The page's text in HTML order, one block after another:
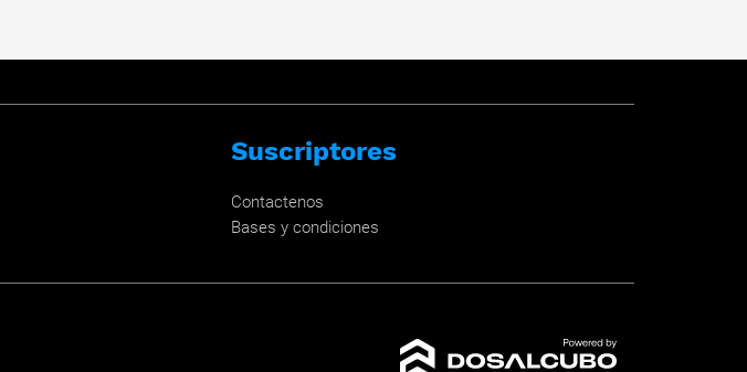
Suscriptores
Contactenos
Bases y condiciones